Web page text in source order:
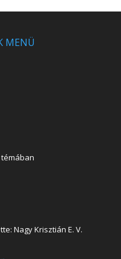
MENÜ
Nagy Krisztián E. V.